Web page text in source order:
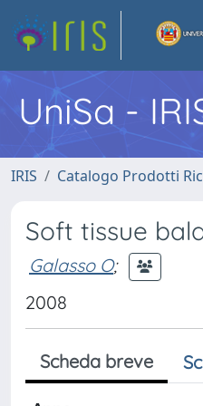
UniSa -
IRIS Catalogo Prodotti
Soft tissue
Galasso O;
2008
Scheda breve